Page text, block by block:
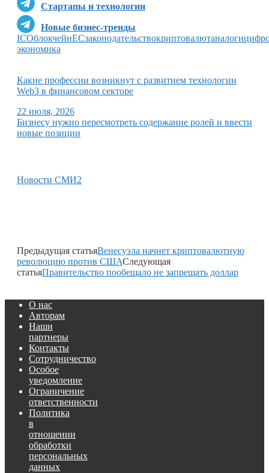
Стартапы и технологии
Новые бизнес-тренды
ICOблокчейнЕСзаконодательствокриптовалютаналоги
экономика
Какие профессии возникнут с развитием технологии
Web3 в финансовом секторе
22 июля, 2026
Бизнесу нужно пересмотреть содержание ролей и ввести
новые позиции
Новости СМИ2
Предыдущая статьяВенесуэла начнет криптовалютную
революцию против СШАСледующая
статьяПравительство пообещало не запрещать доллар
О нас
Авторам
Наши
партнеры
Контакты
Сотрудничество
Особое
уведомление
Ограничение
ответственности
Политика
в
отношении
обработки
персональных
данных